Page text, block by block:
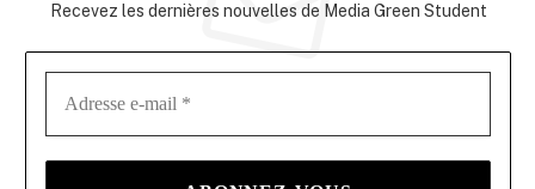
Recevez les dernières nouvelles de Media Green Student